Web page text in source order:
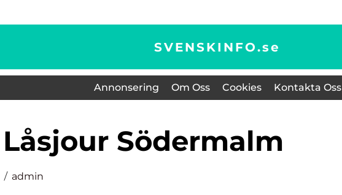
SVENSKINFO.se
Annonsering Om Oss Cookies Kontakta Oss
Låsjour Södermalm
admin